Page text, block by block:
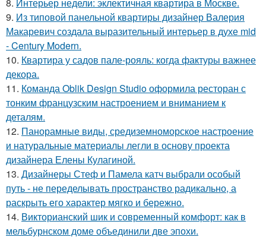
8. Интерьер недели: эклектичная квартира в Москве.
9. Из типовой панельной квартиры дизайнер Валерия
Макаревич создала выразительный интерьер в духе mid
- Century Modern.
10. Квартира у садов пале-рояль: когда фактуры важнее
декора.
11. Команда Oblik Design Studio оформила ресторан с
тонким французским настроением и вниманием к
деталям.
12. Панорамные виды, средиземноморское настроение
и натуральные материалы легли в основу проекта
дизайнера Елены Кулагиной.
13. Дизайнеры Стеф и Памела катч выбрали особый
путь - не переделывать пространство радикально, а
раскрыть его характер мягко и бережно.
14. Викторианский шик и современный комфорт: как в
мельбурнском доме объединили две эпохи.